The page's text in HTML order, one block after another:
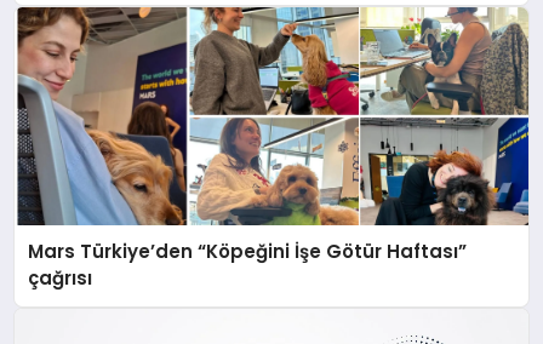
Mars Türkiye’den “Köpeğini İşe Götür Haftası”
çağrısı